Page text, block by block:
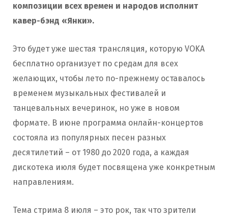
композиции всех времен и народов исполнит
кавер-бэнд «Янки».
Это будет уже шестая трансляция, которую VOKA
бесплатно организует по средам для всех
желающих, чтобы лето по-прежнему оставалось
временем музыкальных фестивалей и
танцевальных вечеринок, но уже в новом
формате. В июне программа онлайн-концертов
состояла из популярных песен разных
десятилетий – от 1980 до 2020 года, а каждая
дискотека июля будет посвящена уже конкретным
направлениям.
Тема стрима 8 июля – это рок, так что зрители